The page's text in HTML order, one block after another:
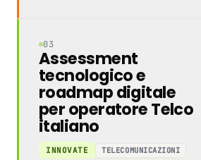
03
Assessment
tecnologico e
roadmap digitale
per operatore Telco
italiano
INNOVATE
TELECOMUNICAZIONI